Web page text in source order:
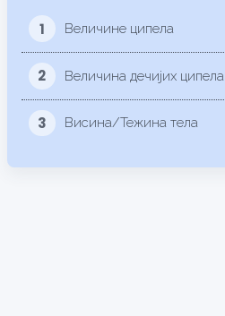
1 Величине ципела
2 Величина дечијих ципела
3 Висина/Тежина тела